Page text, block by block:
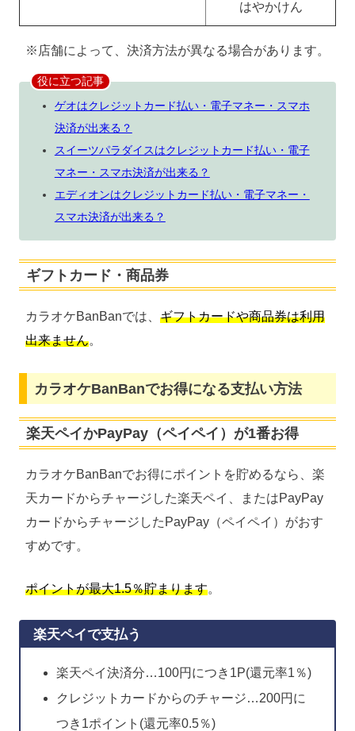
はやかけん
※店舗によって、決済方法が異なる場合があります。
役に立つ記事
ゲオはクレジットカード払い・電子マネー・スマホ
決済が出来る？
スイーツパラダイスはクレジットカード払い・電子
マネー・スマホ決済が出来る？
エディオンはクレジットカード払い・電子マネー・
スマホ決済が出来る？
ギフトカード・商品券
カラオケBanBanでは、 ギフトカードや商品券は利用
出来ません。
カラオケBanBanでお得になる支払い方法
楽天ペイかPayPay（ペイペイ）が1番お得
カラオケBanBanでお得にポイントを貯めるなら、楽
天カードからチャージした楽天ペイ、またはPayPay
カードからチャージしたPayPay（ペイペイ）がおす
すめです。
ポイントが最大1.5％貯まります。
楽天ペイで支払う
楽天ペイ決済分…100円につき1P(還元率1％)
クレジットカードからのチャージ…200円に
つき1ポイント(還元率0.5％)